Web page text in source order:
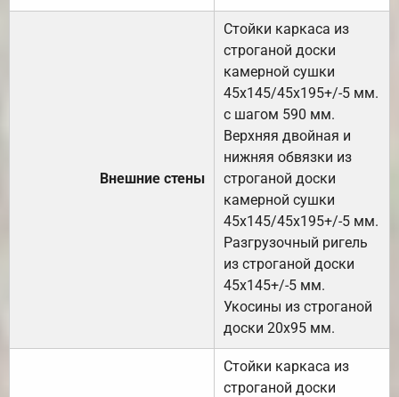
Внешние стены
Стойки каркаса из
строганой доски
камерной сушки
45х145/45х195+/-5 мм.
с шагом 590 мм.
Верхняя двойная и
нижняя обвязки из
строганой доски
камерной сушки
45х145/45х195+/-5 мм.
Разгрузочный ригель
из строганой доски
45х145+/-5 мм.
Укосины из строганой
доски 20х95 мм.
Стойки каркаса из
строганой доски